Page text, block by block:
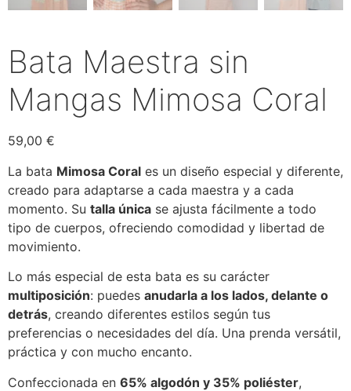
Bata Maestra sin
Mangas Mimosa Coral
59,00 €
La bata Mimosa Coral es un diseño especial y diferente,
creado para adaptarse a cada maestra y a cada
momento. Su talla única se ajusta fácilmente a todo
tipo de cuerpos, ofreciendo comodidad y libertad de
movimiento.
Lo más especial de esta bata es su carácter
multiposición: puedes anudarla a los lados, delante o
detrás, creando diferentes estilos según tus
preferencias o necesidades del día. Una prenda versátil,
práctica y con mucho encanto.
Confeccionada en 65% algodón y 35% poliéster,